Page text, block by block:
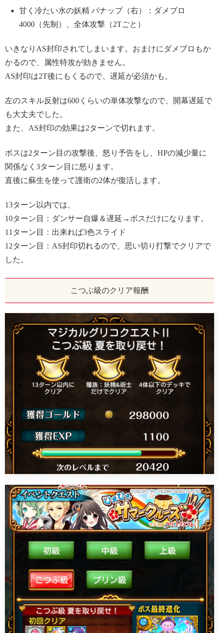
甘く冷たい水の妖精 パナップ（右）：ダメブロ
4000（先制）、全体攻撃（2Tごと）
いきなりAS封印されてしまいます。おまけにダメブロもか
かるので、属性特攻が効きません。
AS封印は2T後にもくるので、遅延が必須かも。
左のスキル反射は600くらいの単体攻撃なので、開幕遅延で
も大丈夫でした。
また、AS封印の効果は2ターンで切れます。
ボスは2ターン目の攻撃後、怒り予告をし、HPの減少量に
関係なく3ターン目に怒ります。
直後に蘇生を使って護衛の2体が復活します。
13ターン以内では、
10ターン目：ダンサー自爆＆遅延→ボスだけになります。
11ターン目：出来れば3色スライド
12ターン目：AS封印切れるので、思い切り打撃でクリアで
した。
こつぶ級のクリア報酬